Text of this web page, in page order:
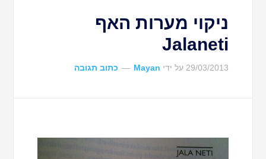
ניקוי מערות האף
Jalaneti
29/03/2013 על ידי Mayan כתוב תגובה